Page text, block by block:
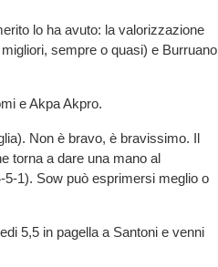
lo ha avuto: la valorizzazione
sempre o quasi) e Burruano
e Akpa Akpro.
Non è bravo, è bravissimo. Il
torna a dare una mano al
1). Sow può esprimersi meglio o
5,5 in pagella a Santoni e venni